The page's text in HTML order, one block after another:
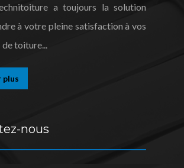
a toujours la solution
à votre pleine satisfaction à vos
toiture...
plus
nous